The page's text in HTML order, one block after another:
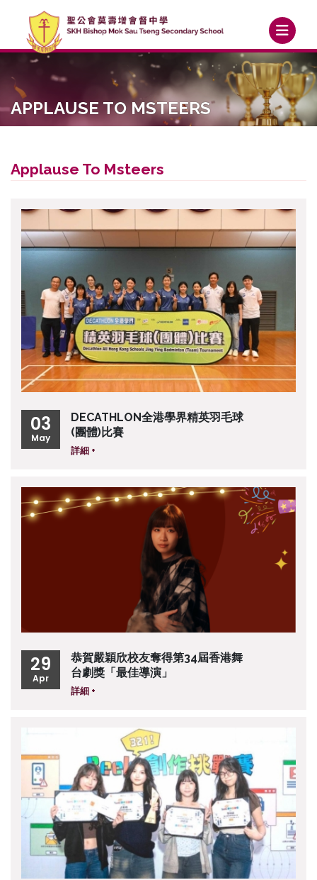
APPLAUSE TO MSTEERS
Applause To Msteers
03
May
DECATHLON全港學界精英羽毛球
(團體)比賽
詳細 +
29
Apr
恭賀嚴穎欣校友奪得第34屆香港舞
台劇獎「最佳導演」
詳細 +